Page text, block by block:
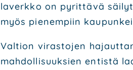
la­verk­ko on pyrit­tä­vä
myös pie­nem­piin
Val­tion viras­to­jen
mah­dol­li­suuk­sien entis­tä